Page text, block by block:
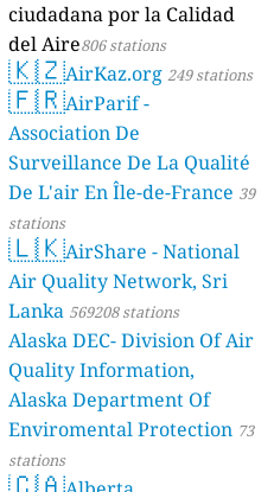
ciudadana por la Calidad
del Aire806 stations
🇰🇿AirKaz.org 249 stations
🇫🇷AirParif -
Association De
Surveillance De La Qualité
De L'air En Île-de-France 39
stations
🇱🇰AirShare - National
Air Quality Network, Sri
Lanka 569208 stations
Alaska DEC- Division Of Air
Quality Information,
Alaska Department Of
Enviromental Protection 73
stations